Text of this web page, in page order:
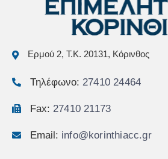
Ερμού 2, Τ.Κ. 20131, Κόρινθος
Τηλέφωνο: 27410 24464
Fax: 27410 21173
Email: info@korinthiacc.gr